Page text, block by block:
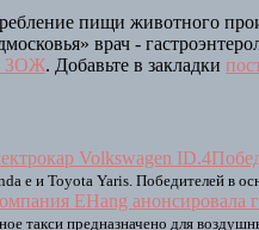
пищи животного
врач -
ЗОЖ. Добавьте в закладки
e и Toyota Yaris. Победителей
EHang анонсировала
такси предназначено для